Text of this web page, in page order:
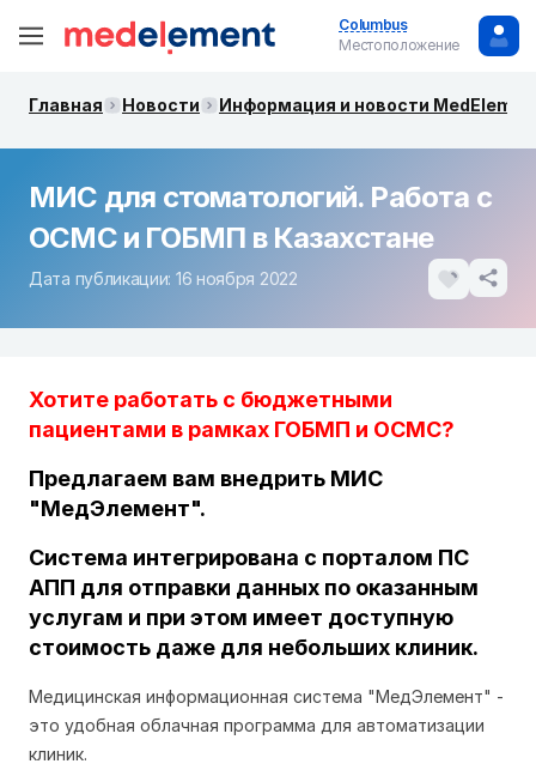
Columbus
Местоположение
Главная Новости Информация и новости
МИС для стоматологий. Работа с
ОСМС и ГОБМП в Казахстане
Дата публикации: 16 ноября 2022
Хотите работать с бюджетными
пациентами в рамках ГОБМП и ОСМС?
Предлагаем вам внедрить МИС
"МедЭлемент".
Система интегрирована с порталом ПС
АПП для отправки данных по оказанным
услугам и при этом имеет доступную
стоимость даже для небольших клиник.
Медицинская информационная система "МедЭлемент" -
это удобная облачная программа для автоматизации
клиник.